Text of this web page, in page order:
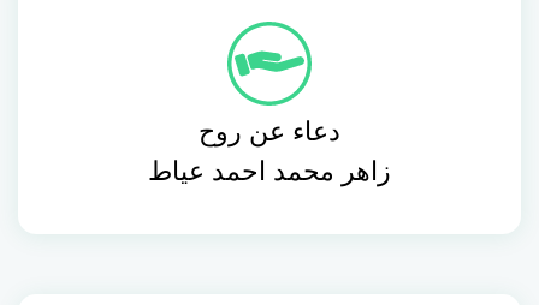
دعاء عن روح
زاهر محمد احمد عياط